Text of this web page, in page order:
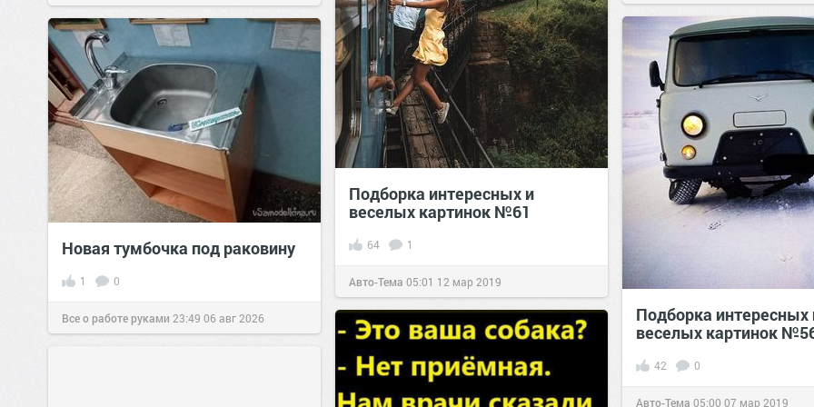
Подборка интересных и
веселых картинок №61
64 1
Авто-Тема 05:01 12 мар 2019
Подборка интересных
веселых картинок
42 0
Авто-Тема 05:00 07 мар 2019
Новая тумбочка под раковину
1 0
Все о работе руками 23:49 06 авг 2026